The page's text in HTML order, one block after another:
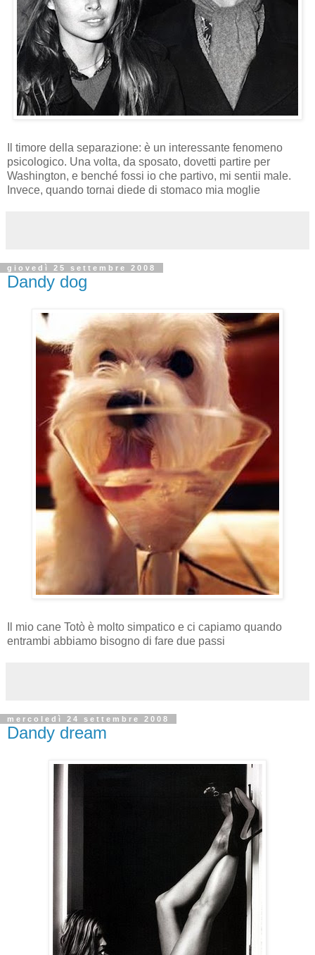
Il timore della separazione: è un interessante fenomeno
psicologico. Una volta, da sposato, dovetti partire per
Washington, e benché fossi io che partivo, mi sentii male.
Invece, quando tornai diede di stomaco mia moglie
giovedì 25 settembre 2008
Dandy dog
Il mio cane Totò è molto simpatico e ci capiamo quando
entrambi abbiamo bisogno di fare due passi
mercoledì 24 settembre 2008
Dandy dream